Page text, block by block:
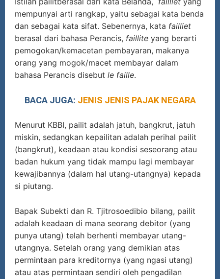
mempunyai arti rangkap, yaitu sebagai kata benda
dan sebagai kata sifat. Sebenernya, kata failliet
berasal dari bahasa Perancis, faillite yang berarti
pemogokan/kemacetan pembayaran, makanya
orang yang mogok/macet membayar dalam
bahasa Perancis disebut le faille.
BACA JUGA: JENIS JENIS PAJAK NEGARA
Menurut KBBI, pailit adalah jatuh, bangkrut, jatuh
miskin, sedangkan kepailitan adalah perihal pailit
(bangkrut), keadaan atau kondisi seseorang atau
badan hukum yang tidak mampu lagi membayar
kewajibannya (dalam hal utang-utangnya) kepada
si piutang.
Bapak Subekti dan R. Tjitrosoedibio bilang, pailit
adalah keadaan di mana seorang debitor (yang
punya utang) telah berhenti membayar utang-
utangnya. Setelah orang yang demikian atas
permintaan para kreditornya (yang ngasi utang)
atau atas permintaan sendiri oleh pengadilan